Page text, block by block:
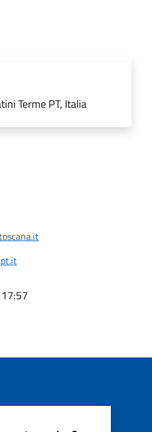
Terme PT, Italia